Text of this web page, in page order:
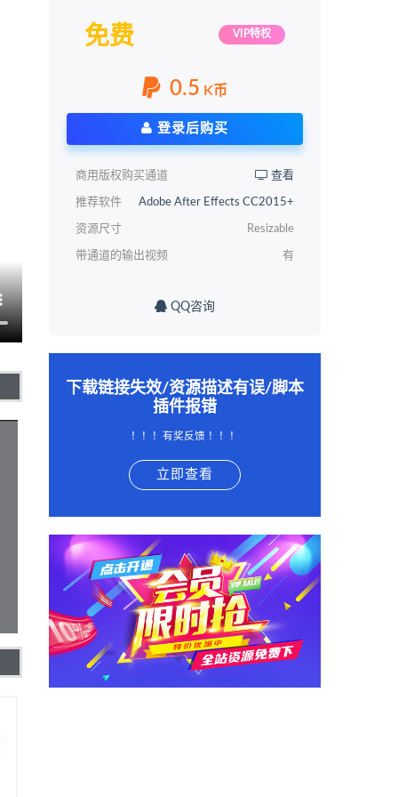
免费 VIP特权
0.5 K币
登录后购买
商用版权购买通道 查看
推荐软件 Adobe After Effects CC2015+
资源尺寸 Resizable
带通道的输出视频 有
QQ咨询
下载链接失效/资源描述有误/脚本
插件报错
！！！有奖反馈 ！！！
立即查看